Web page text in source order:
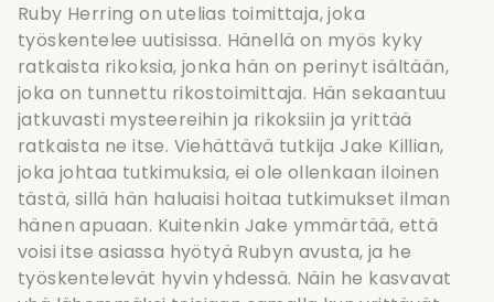
Ruby Herring on utelias toimittaja, joka
työskentelee uutisissa. Hänellä on myös kyky
ratkaista rikoksia, jonka hän on perinyt isältään,
joka on tunnettu rikostoimittaja. Hän sekaantuu
jatkuvasti mysteereihin ja rikoksiin ja yrittää
ratkaista ne itse. Viehättävä tutkija Jake Killian,
joka johtaa tutkimuksia, ei ole ollenkaan iloinen
tästä, sillä hän haluaisi hoitaa tutkimukset ilman
hänen apuaan. Kuitenkin Jake ymmärtää, että
voisi itse asiassa hyötyä Rubyn avusta, ja he
työskentelevät hyvin yhdessä. Näin he kasvavat